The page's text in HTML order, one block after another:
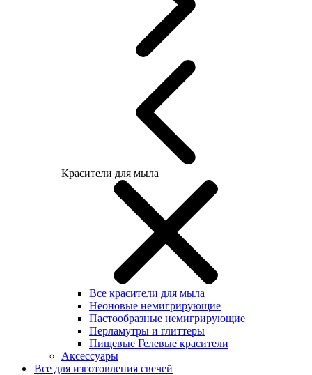
Красители для мыла
Все красители для мыла
Неоновые немигрирующие
Пастообразные немигрирующие
Перламутры и глиттеры
Пищевые Гелевые красители
Аксессуары
Все для изготовления свечей